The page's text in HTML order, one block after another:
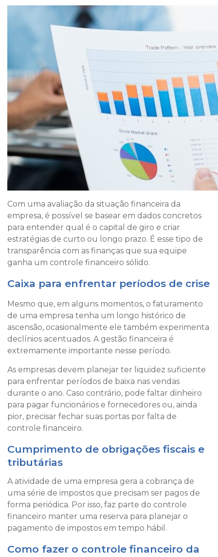
Com uma avaliação da situação financeira da
empresa, é possível se basear em dados concretos
para entender qual é o capital de giro e criar
estratégias de curto ou longo prazo. É esse tipo de
transparência com as finanças que sua equipe
ganha um controle financeiro sólido.
Caixa para enfrentar períodos de crise
Mesmo que, em alguns momentos, o faturamento
de uma empresa tenha um longo histórico de
ascensão, ocasionalmente ele também experimenta
declínios acentuados. A gestão financeira é
extremamente importante nesse período.
As empresas devem planejar ter liquidez suficiente
para enfrentar períodos de baixa nas vendas
durante o ano. Caso contrário, pode faltar dinheiro
para pagar funcionários e fornecedores ou, ainda
pior, precisar fechar suas portas por falta de
controle financeiro.
Cumprimento de obrigações fiscais e
tributárias
A atividade de uma empresa gera a cobrança de
uma série de impostos que precisam ser pagos de
forma periódica. Por isso, faz parte do controle
financeiro manter uma reserva para planejar o
pagamento de impostos em tempo hábil.
Como fazer o controle financeiro da